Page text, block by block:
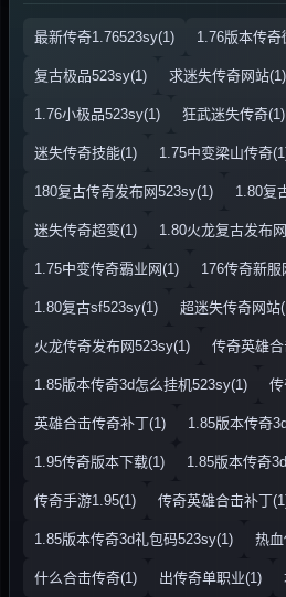
最新传奇1.76523sy(1) 1.76版本传奇
复古极品523sy(1) 求迷失传奇网站(1)
1.76小极品523sy(1) 狂武迷失传奇(1)
迷失传奇技能(1) 1.75中变梁山传奇
180复古传奇发布网523sy(1) 1.80复
迷失传奇超变(1) 1.80火龙复古发布
1.75中变传奇霸业网(1) 176传奇新
1.80复古sf523sy(1) 超迷失传奇网站
火龙传奇发布网523sy(1) 传奇英雄
1.85版本传奇3d怎么挂机523sy(1)
英雄合击传奇补丁(1) 1.85版本传奇
1.95传奇版本下载(1) 1.85版本传奇
传奇手游1.95(1) 传奇英雄合击补丁
1.85版本传奇3d礼包码523sy(1) 热
什么合击传奇(1) 出传奇单职业(1)